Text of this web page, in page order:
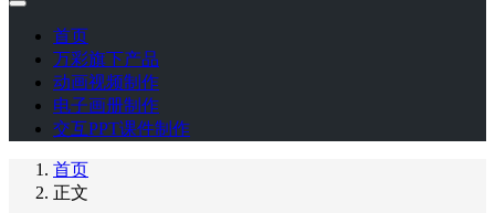
首页
万彩旗下产品
动画视频制作
电子画册制作
交互PPT课件制作
首页
正文